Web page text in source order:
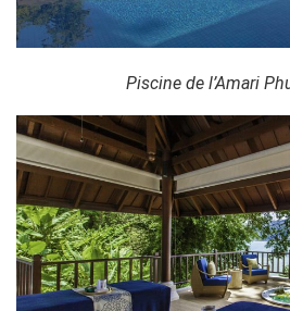
Piscine de l’Amari